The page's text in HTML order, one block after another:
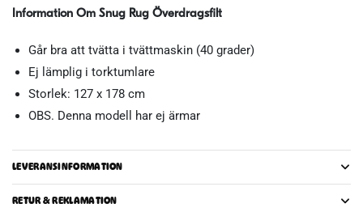
Information Om Snug Rug Överdragsfilt
Går bra att tvätta i tvättmaskin (40 grader)
Ej lämplig i torktumlare
Storlek: 127 x 178 cm
OBS. Denna modell har ej ärmar
LEVERANSINFORMATION
RETUR & REKLAMATION